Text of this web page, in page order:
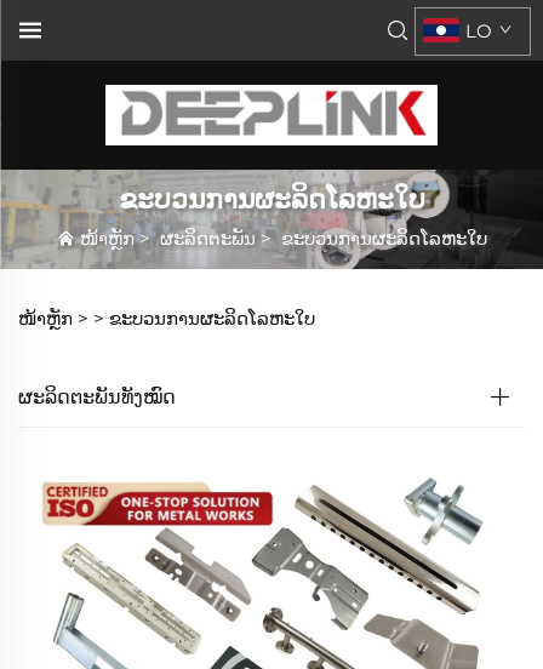
LO
ຂະບວນການຜະລິດໂລຫະໃບ
ໜ້າຫຼັກ>ຜະລິດຕະພັນ > ຂະບວນການຜະລິດໂລຫະໃບ
ໜ້າຫຼັກ > > ຂະບວນການຜະລິດໂລຫະໃບ
ຜະລິດຕະພັນທັງໝົດ